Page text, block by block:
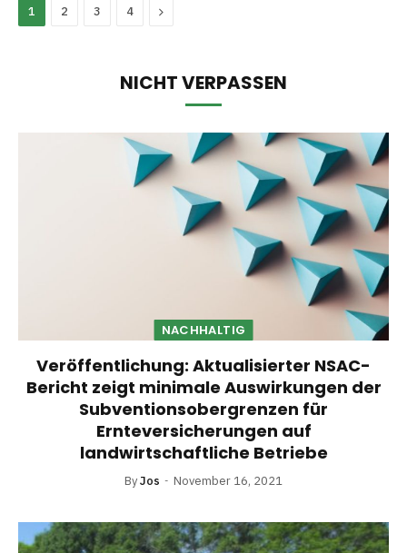
1 2 3 4 Next
NICHT VERPASSEN
NACHHALTIG
Veröffentlichung: Aktualisierter NSAC-
Bericht zeigt minimale Auswirkungen der
Subventionsobergrenzen für
Ernteversicherungen auf
landwirtschaftliche Betriebe
ByJos November 16, 2021